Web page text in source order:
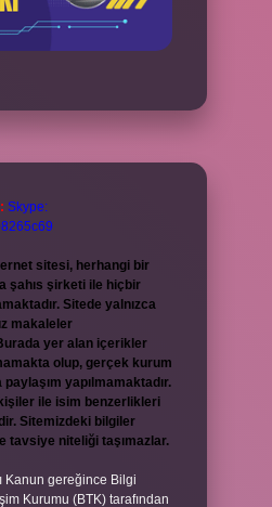
Skype:
sitesi, herhangi bir
şahıs şirketi ile hiçbir
Sitede yalnızca
makaleler
yer alan içerikler
olup, gerçek kurum
yapılmamaktadır.
ile isim benzerlikleri
Sitemizdeki bilgiler
tavsiye niteliği taşımazlar.
Kanun gereğince Bilgi
Kurumu (BTK) tarafından